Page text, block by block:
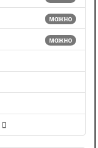
можно
можно